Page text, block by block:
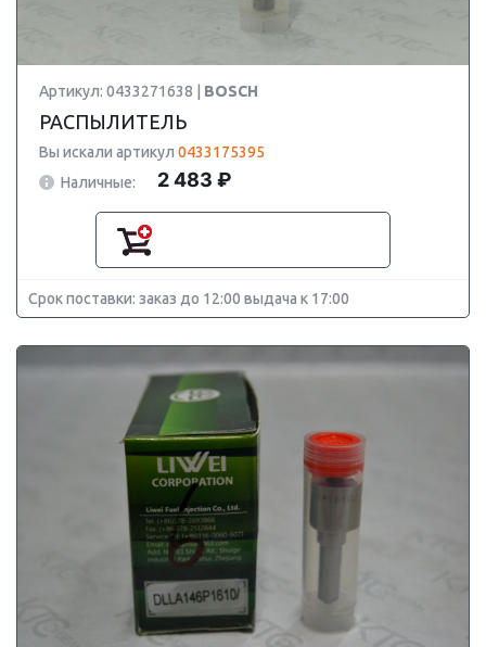
Артикул: 0433271638 | BOSCH
РАСПЫЛИТЕЛЬ
Вы искали артикул 0433175395
Наличные:
2 483 ₽
Срок поставки: заказ до 12:00 выдача к 17:00